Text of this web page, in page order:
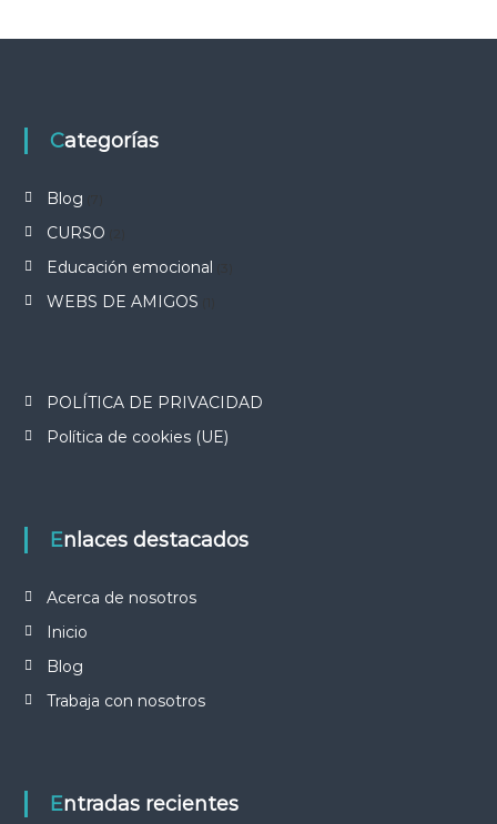
Categorías
Blog
CURSO
Educación emocional
WEBS DE AMIGOS
POLÍTICA DE PRIVACIDAD
Política de cookies (UE)
Enlaces destacados
Acerca de nosotros
Inicio
Blog
Trabaja con nosotros
Entradas recientes